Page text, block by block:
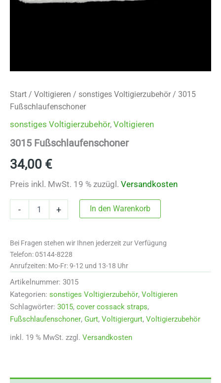
Start / Voltigieren / sonstiges Voltigierzubehör / 3015
Fußschlaufenschoner
sonstiges Voltigierzubehör, Voltigieren
3015 Fußschlaufenschoner
34,00 €
Preis inkl. MwSt. 19 % zuzügl. Versandkosten
-
Fußschlaufenschoner
+ In den Warenkorb
Bei Fragen stehen wir Ihnen jederzeit zur Verfügung
Telefon: 05144-8228
Anrufzeiten: Mo-Fr: 9-12 und 13-18 Uhr
Artikelnummer: 3015
Kategorien: sonstiges Voltigierzubehör, Voltigieren
Schlagwörter: 3015, cover cossack straps,
Fußschlaufenschoner, Gurt, Voltigiergurt, Voltigierzubehör
inkl. 19 % MwSt. zzgl. Versandkosten